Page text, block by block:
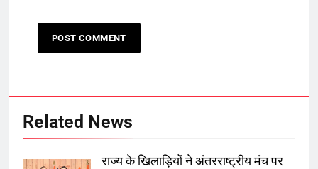
Related News
राज्य के खिलाड़ियों ने अंतरराष्ट्रीय मंच पर